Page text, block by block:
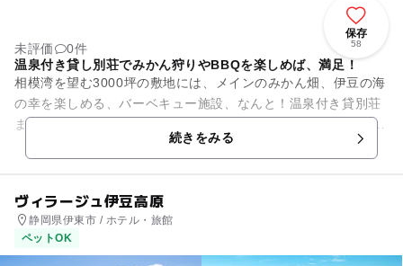
保存
58
未評価
0件
温泉付き貸し別荘でみかん狩りやBBQを楽しめば、満足！
相模湾を望む3000坪の敷地には、メインのみかん畑、伊豆の海
の幸を楽しめる、バーベキュー施設、なんと！温泉付き貸別荘
まであります。 みかん狩りは、伊豆ならではの甘みと酸味が程
続きをみる
ヴィラージュ伊豆高原
静岡県伊東市 / ホテル・旅館
ペットOK